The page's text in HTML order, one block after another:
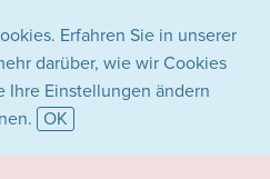
Erfahren Sie in unserer
darüber, wie wir Cookies
Ihre Einstellungen ändern
OK